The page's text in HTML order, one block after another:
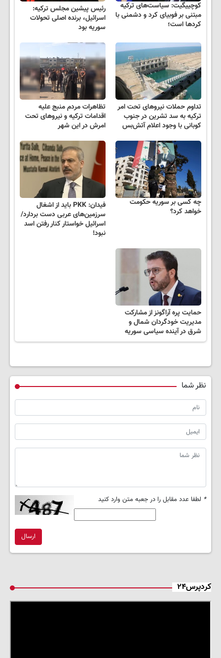
کوچییگیت: سیاست‌های ترکیه
مبتنی بر فوبیای کرد و دشمنی با
کردها است؛
رئیس پیشین مجلس ترکیه:
اسرائیل، برنده اصلی تحولات
سوریه بود
تداوم حملات نیروهای تحت امر
ترکیه به سد تشرین در جنوب
کوبانی با وجود اعلام آتش‌بس
تظاهرات مردم منبج علیه
اقدامات ترکیه و نیروهای تحت
امرش در این شهر
چه کسی بر سوریه حکومت
خواهد کرد؟
فیدان: PKK باید از اشغال
سرزمین‌های عربی دست بردارد/
اسرائیل خواستار کنار رفتن اسد
نبود!
حمایت پره آراگونز از مشارکت
مدیریت خودگردان شمال و
شرق در آینده سیاسی سوریه
نظر شما
* لطفا عدد مقابل را در جعبه متن وارد کنید
ارسال
کردپرس۲۴